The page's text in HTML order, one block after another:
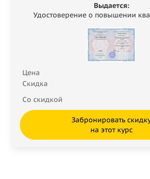
Выдается:
Удостоверение о повышении
Цена
Скидка
Со скидкой
Забронировать
на этот курс